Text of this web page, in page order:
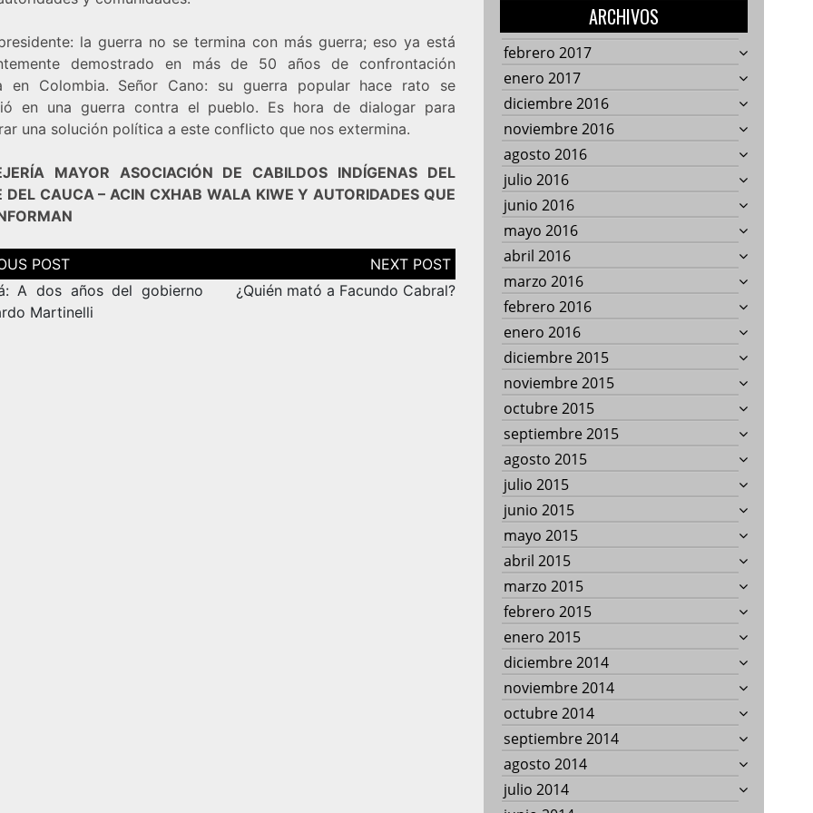
la guerra no se termina con más guerra; eso ya está
demostrado en más de 50 años de confrontación
en Colombia. Señor Cano: su guerra popular hace rato se
en una guerra contra el pueblo. Es hora de dialogar para
una solución política a este conflicto que nos extermina.
MAYOR ASOCIACIÓN DE CABILDOS INDÍGENAS DEL
DEL CAUCA – ACIN CXHAB WALA KIWE Y AUTORIDADES QUE
A dos años del gobierno
Martinelli
¿Quién mató a Facundo Cabral?
ARCHIVOS
febrero 2017
enero 2017
diciembre 2016
noviembre 2016
agosto 2016
julio 2016
junio 2016
mayo 2016
abril 2016
marzo 2016
febrero 2016
enero 2016
diciembre 2015
noviembre 2015
octubre 2015
septiembre 2015
agosto 2015
julio 2015
junio 2015
mayo 2015
abril 2015
marzo 2015
febrero 2015
enero 2015
diciembre 2014
noviembre 2014
octubre 2014
septiembre 2014
agosto 2014
julio 2014